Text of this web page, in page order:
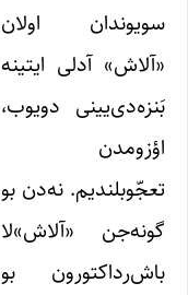
سویوندان اولان
«آلاش» آدلی ایتینه
بَنزه‌دی‌یینی دویوب،
اؤزومدن
تعجّوبلندیم. نه‌دن بو
گونه‌جن «آلاش»لا
باش‌رداکتورون بو